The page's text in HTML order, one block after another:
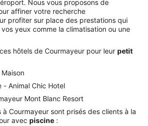
Nous vous proposons de
affiner votre recherche
profiter sur place des prestations qui
yeux comme la climatisation ou une
hôtels de Courmayeur pour leur petit
- Animal Chic Hotel
Mont Blanc Resort
à Courmayeur sont prisés des clients à la
avec piscine :